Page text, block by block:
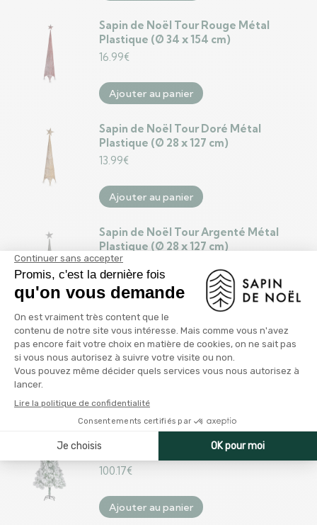
Sapin de Noël Tour Rouge Métal
Plastique (Ø 34 x 154 cm)
16.99€
Ajouter au panier
Sapin de Noël Tour Doré Métal
Plastique (Ø 28 x 127 cm)
13.99€
Ajouter au panier
Sapin de Noël Tour Argenté Métal
Plastique (Ø 28 x 127 cm)
13.99
Ajouter au panier
Sapin de Noël Blanc Vert PVC Métal
Polyéthylène 210 cm
263.99€
Ajouter au panier
Sapin de Noël Blanc Vert Métal
Plastique 100 x 210 cm
100.17€
Ajouter au panier